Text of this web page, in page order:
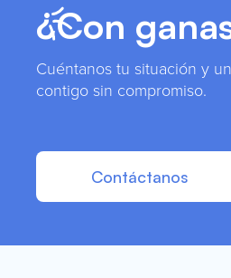
¿Con
Cuéntanos tu situación y
contigo sin compromiso.
Contáctanos